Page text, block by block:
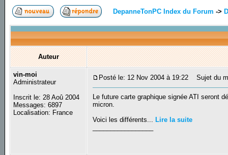
DepanneTonPC Index du Forum ->
Auteur
vin-moi
Administrateur
Inscrit le: 28 Aoû 2004
Messages: 6897
Localisation: France
Posté le: 12 Nov 2004 à 19:22 Sujet du
Le future carte graphique signée ATI seront
micron.
Voici les différents... Lire la suite